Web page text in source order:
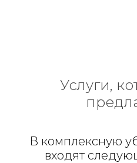
Услуги,
В комплексную
входят